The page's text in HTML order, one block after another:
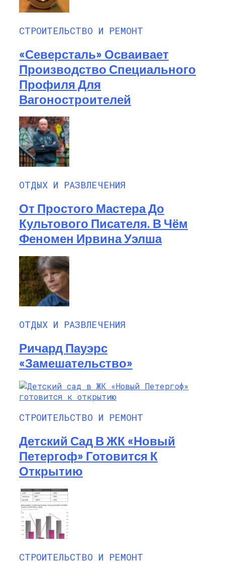
СТРОИТЕЛЬСТВО И РЕМОНТ
«Северсталь» Осваивает
Производство Специального
Профиля Для
Вагоностроителей
ОТДЫХ И РАЗВЛЕЧЕНИЯ
От Простого Мастера До
Культового Писателя. В Чём
Феномен Ирвина Уэлша
ОТДЫХ И РАЗВЛЕЧЕНИЯ
Ричард Пауэрс
«Замешательство»
СТРОИТЕЛЬСТВО И РЕМОНТ
Детский Сад В ЖК «Новый
Петергоф» Готовится К
Открытию
СТРОИТЕЛЬСТВО И РЕМОНТ